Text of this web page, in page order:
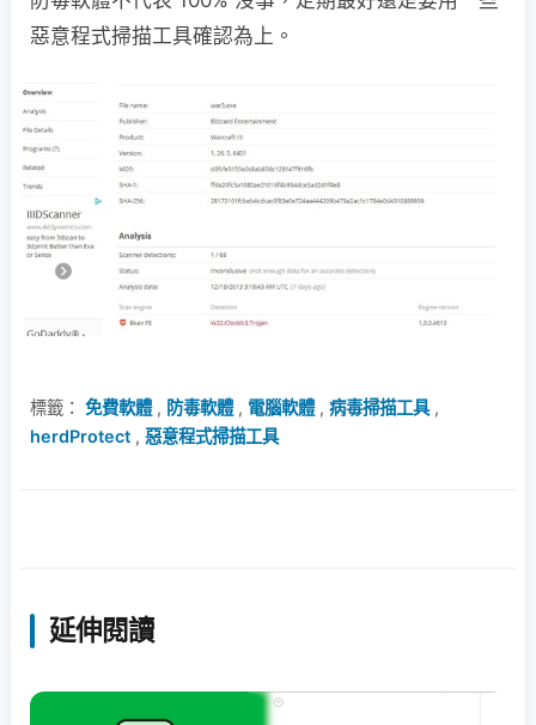
惡意程式掃描工具確認為上。
標籤： 免費軟體, 防毒軟體, 電腦軟體, 病毒掃描工具,
herdProtect , 惡意程式掃描工具
延伸閱讀